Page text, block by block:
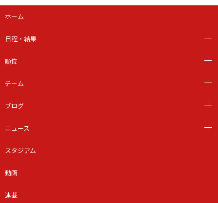
ホーム
日程・結果
順位
チーム
ブログ
ニュース
スタジアム
動画
連載